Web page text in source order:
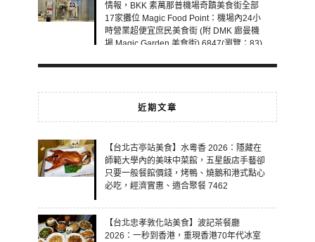
情報，BKK 素萬那普機場奇蹟美食街全部
17家攤位 Magic Food Point：機場內24小
時營業超便宜庶民美食街 (附 DMK 廊曼機
場 Magic Garden 美食街) 6847(瀏覽：83)
近期文章
【台北古亭站美食】水粵香 2026：隱藏在
師範大學內的美味中菜館，五星飯店手藝卻
只要一般餐館價錢，烤鴨、燒鵝和港式點心
必吃，經濟實惠、適合聚餐 7462
【台北忠孝敦化站美食】波記茶餐廳
2026：一秒到香港，重現香港70年代冰室